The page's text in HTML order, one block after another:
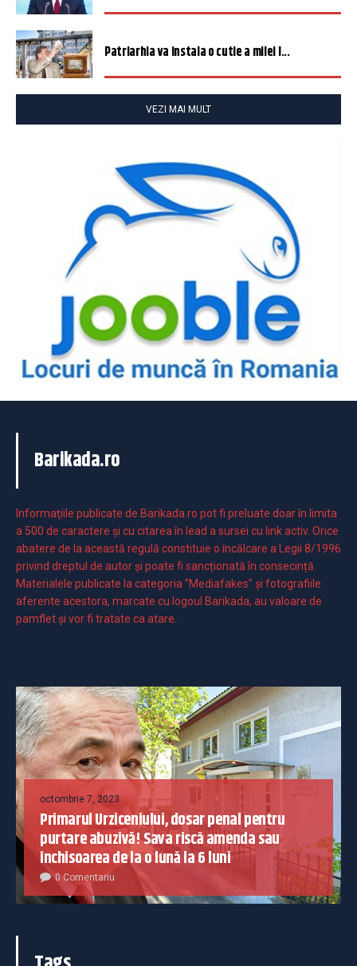
Patriarhia va instala o cutie a milei î...
VEZI MAI MULT
Barikada.ro
Informaţiile publicate de Barikada.ro pot fi preluate doar în limita
a 500 de caractere şi cu citarea în lead a sursei cu link activ. Orice
abatere de la această regulă constituie o încălcare a Legii 8/1996
privind dreptul de autor și poate fi sancționată în consecință.
Materialele publicate la categoria ”Mediafakes” și fotografiile
aferente acestora, marcate cu logoul Barikada, au valoare de
pamflet și vor fi tratate ca atare.
octombrie 7, 2023
Primarul Urziceniului, dosar penal pentru
purtare abuzivă! Sava riscă amenda sau
închisoarea de la o lună la 6 luni
0 Comentariu